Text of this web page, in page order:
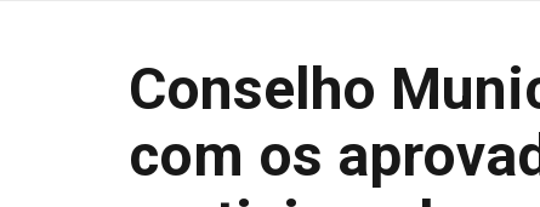
Conselho
com os